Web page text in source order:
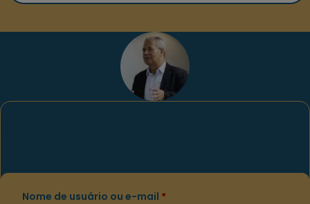
Nome de usuário ou e-mail *